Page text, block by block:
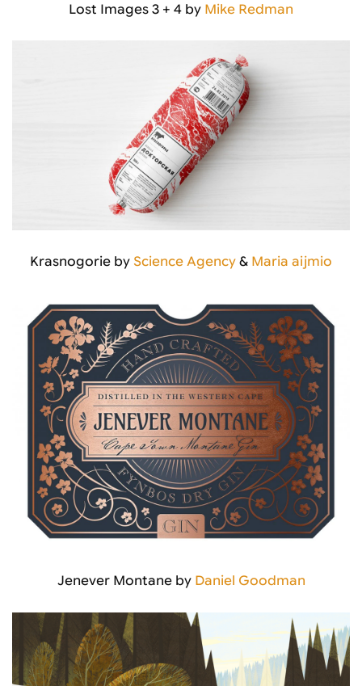
Lost Images 3 + 4 by Mike Redman
Krasnogorie by Science Agency & Maria aijmio
Jenever Montane by Daniel Goodman